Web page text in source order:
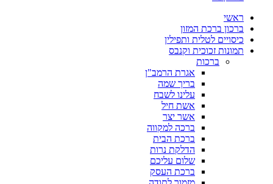
ראשי
ברכון ברכת המזון
כיסויים לטלית ותפילין
תמונות זכוכית וקנבס
ברכות
אגרת הרמב"ן
בריך שמה
עלינו לשבח
אשת חיל
אשר יצר
ברכה למקווה
ברכת הבית
הדלקת נרות
שלום עליכם
ברכת העסק